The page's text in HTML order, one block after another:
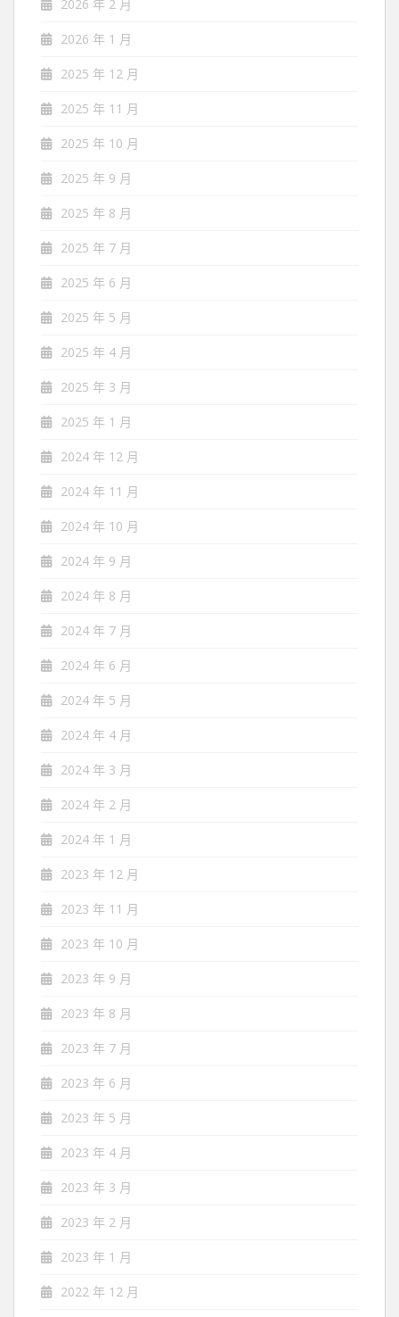
2026 年 2 月
2026 年 1 月
2025 年 12 月
2025 年 11 月
2025 年 10 月
2025 年 9 月
2025 年 8 月
2025 年 7 月
2025 年 6 月
2025 年 5 月
2025 年 4 月
2025 年 3 月
2025 年 1 月
2024 年 12 月
2024 年 11 月
2024 年 10 月
2024 年 9 月
2024 年 8 月
2024 年 7 月
2024 年 6 月
2024 年 5 月
2024 年 4 月
2024 年 3 月
2024 年 2 月
2024 年 1 月
2023 年 12 月
2023 年 11 月
2023 年 10 月
2023 年 9 月
2023 年 8 月
2023 年 7 月
2023 年 6 月
2023 年 5 月
2023 年 4 月
2023 年 3 月
2023 年 2 月
2023 年 1 月
2022 年 12 月